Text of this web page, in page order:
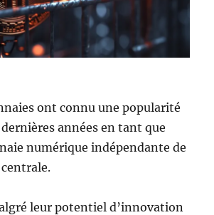
ont connu une popularité
années en tant que
numérique indépendante de
leur potentiel d’innovation